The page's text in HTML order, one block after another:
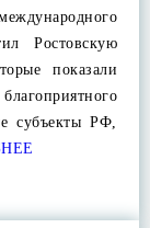
Ростовскую
показали
субъекты РФ,